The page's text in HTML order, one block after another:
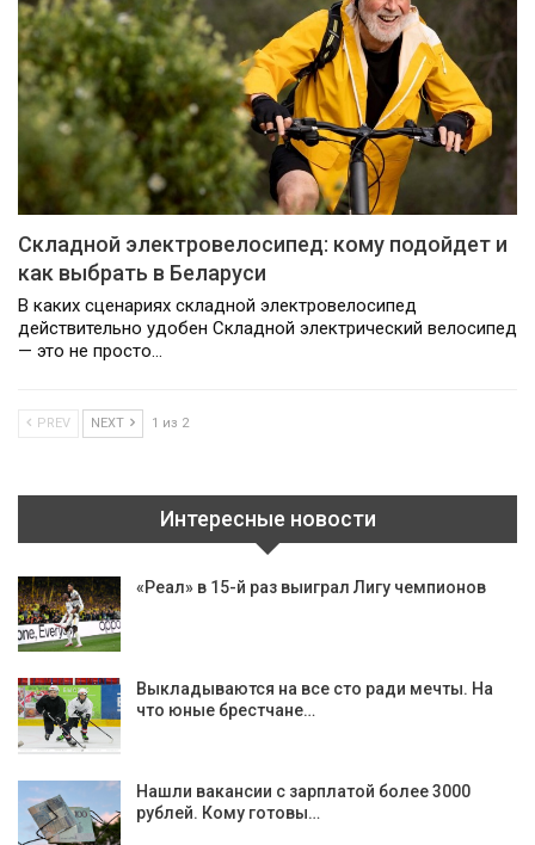
Складной электровелосипед: кому подойдет и
как выбрать в Беларуси
В каких сценариях складной электровелосипед
действительно удобен Складной электрический велосипед
— это не просто…
PREV NEXT 1 из 2
Интересные новости
«Реал» в 15-й раз выиграл Лигу чемпионов
Выкладываются на все сто ради мечты. На
что юные брестчане…
Нашли вакансии с зарплатой более 3000
рублей. Кому готовы…